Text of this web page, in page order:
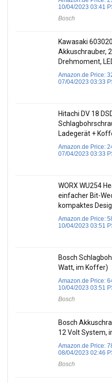
10/04/2023 03:41
Bosch
Kawasaki
Akkuschrauber,
Drehmoment,
Amazon.de Price:
07/04/2023 03:33
Hitachi DV 18
Ladegerät +
Amazon.de Price:
07/04/2023 03:33
WORX WU254
einfacher Bit-
kompaktes
Amazon.de Price:
10/04/2023 03:51
Bosch
Watt, im Koffer)
Amazon.de Price:
10/04/2023 03:51
Bosch
Bosch
12 Volt System,
Amazon.de Price:
08/04/2023 02:46
Bosch